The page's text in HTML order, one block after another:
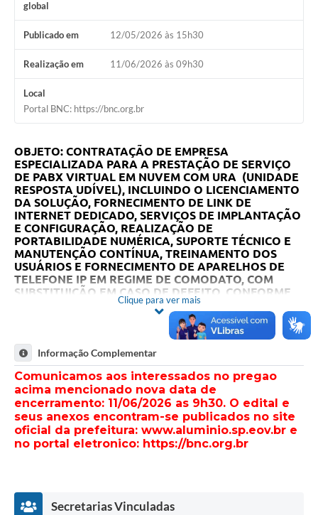
global
Publicado em 12/05/2026 às 15h30
Realização em 11/06/2026 às 09h30
Local
Portal BNC: https://bnc.org.br
OBJETO: CONTRATAÇÃO DE EMPRESA
ESPECIALIZADA PARA A PRESTAÇÃO DE SERVIÇO
DE PABX VIRTUAL EM NUVEM COM URA (UNIDADE
RESPOSTA UDÍVEL), INCLUINDO O LICENCIAMENTO
DA SOLUÇÃO, FORNECIMENTO DE LINK DE
INTERNET DEDICADO, SERVIÇOS DE IMPLANTAÇÃO
E CONFIGURAÇÃO, REALIZAÇÃO DE
PORTABILIDADE NUMÉRICA, SUPORTE TÉCNICO E
MANUTENÇÃO CONTÍNUA, TREINAMENTO DOS
USUÁRIOS E FORNECIMENTO DE APARELHOS DE
TELEFONE IP EM REGIME DE COMODATO, COM
SUBSTITUIÇÃO EM CASO DE DEFEITO, CONFORME
CONDIÇÕES, QUANTIDADES E EXIGÊNCIAS
ESTABELECIDAS NO TERMO DE REFERÊNCIA,
Clique para ver mais
Informação Complementar
Comunicamos aos interessados no pregao
acima mencionado nova data de
encerramento: 11/06/2026 as 9h30. O edital e
seus anexos encontram-se publicados no site
oficial da prefeitura: www.aluminio.sp.eov.br e
no portal eletronico: https://bnc.org.br
Secretarias Vinculadas